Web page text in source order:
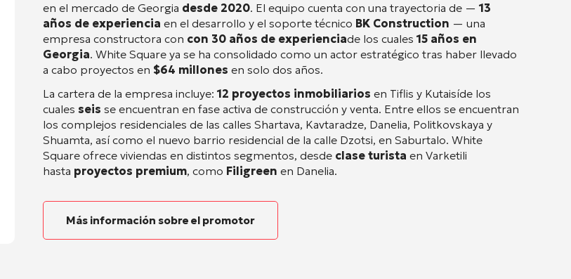
en el mercado de Georgia desde 2020. El equipo cuenta con una trayectoria de — 13
años de experiencia en el desarrollo y el soporte técnico BK Construction — una
empresa constructora con con 30 años de experienciade los cuales 15 años en
Georgia. White Square ya se ha consolidado como un actor estratégico tras haber llevado
a cabo proyectos en $64 millones en solo dos años.
La cartera de la empresa incluye: 12 proyectos inmobiliarios en Tiflis y Kutaisíde los
cuales seis se encuentran en fase activa de construcción y venta. Entre ellos se encuentran
los complejos residenciales de las calles Shartava, Kavtaradze, Danelia, Politkovskaya y
Shuamta, así como el nuevo barrio residencial de la calle Dzotsi, en Saburtalo. White
Square ofrece viviendas en distintos segmentos, desde clase turista en Varketili
hasta proyectos premium, como Filigreen en Danelia.
Más información sobre el promotor